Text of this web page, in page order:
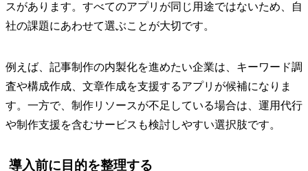
スがあります。すべてのアプリが同じ用途ではないため、自
社の課題にあわせて選ぶことが大切です。
例えば、記事制作の内製化を進めたい企業は、キーワード調
査や構成作成、文章作成を支援するアプリが候補になりま
す。一方で、制作リソースが不足している場合は、運用代行
や制作支援を含むサービスも検討しやすい選択肢です。
導入前に目的を整理する